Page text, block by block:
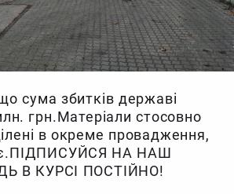
сума збитків державі
грн.Матеріали стосовно
в окреме провадження,
НА НАШ
В КУРСІ ПОСТІЙНО!